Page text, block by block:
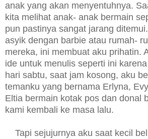
anak yang akan menyentuhnya.
kita melihat anak- anak bermain
pun pastinya sangat jarang
asyik dengan barbie atau rumah-
mereka, ini membuat aku prihatin.
ide untuk menulis seperti ini
hari sabtu, saat jam kosong, aku
temanku yang bernama Erlyna,
Eltia bermain kotak pos dan donal
kami kembali ke masa lalu.
Tapi sejujurnya aku saat kecil